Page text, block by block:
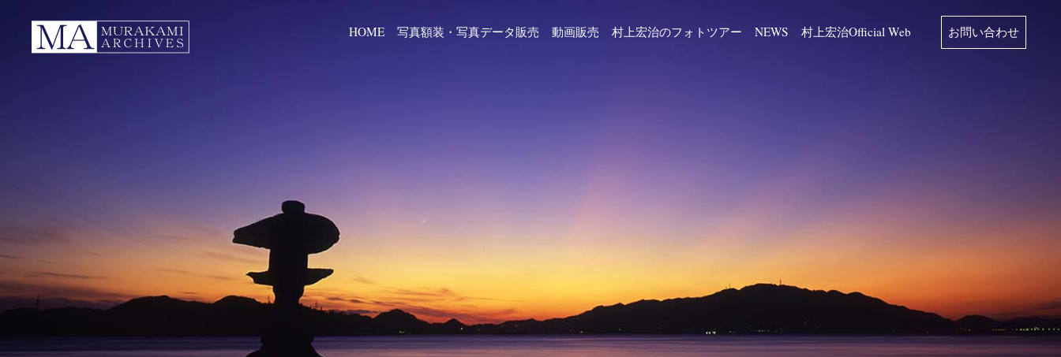
HOME 写真額装・写真データ販売 動画販売 村上宏治のフォトツアー NEWS 村上宏治Official Web お問い合わせ